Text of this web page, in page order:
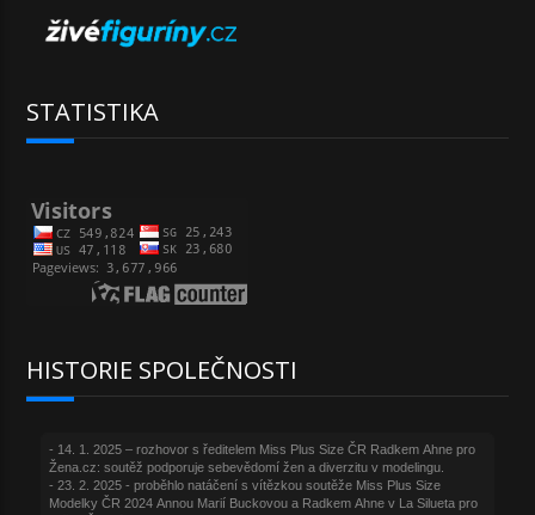
STATISTIKA
HISTORIE SPOLEČNOSTI